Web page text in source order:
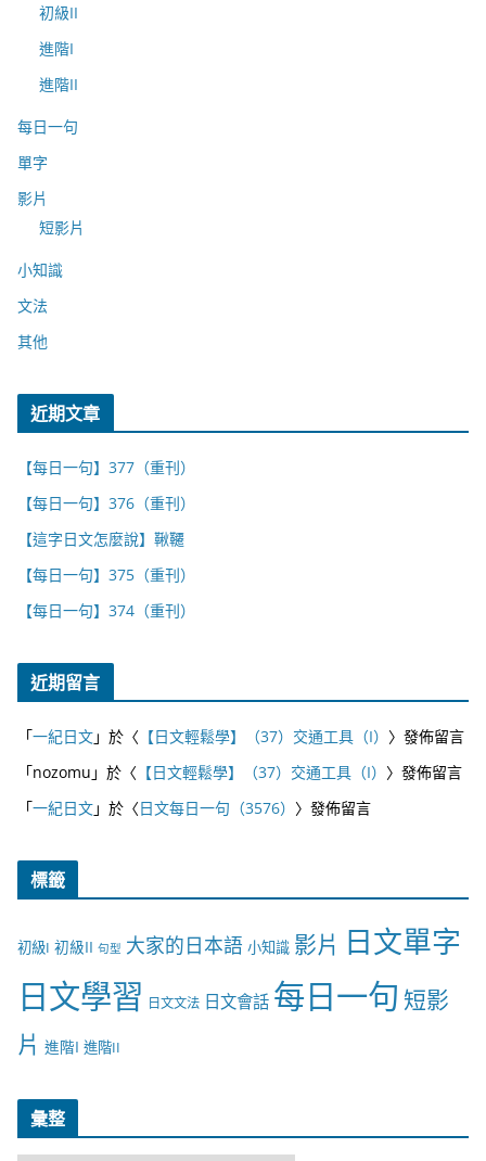
初級II
進階I
進階II
每日一句
單字
影片
短影片
小知識
文法
其他
近期文章
【每日一句】377（重刊）
【每日一句】376（重刊）
【這字日文怎麼說】鞦韆
【每日一句】375（重刊）
【每日一句】374（重刊）
近期留言
「一紀日文」於〈 【日文輕鬆學】（37）交通工具（I） 〉發佈留言
「nozomu 」於〈 【日文輕鬆學】（37）交通工具（I） 〉發佈留言
「一紀日文」於〈日文每日一句（3576） 〉發佈留言
標籤
初級I 初級II 句型 大家的日本語 小知識 影片 日文單字
日文學習 日文文法 日文會話 每日一句 短影
片 進階I 進階II
彙整